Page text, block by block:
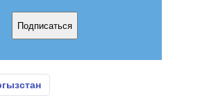
Подписаться